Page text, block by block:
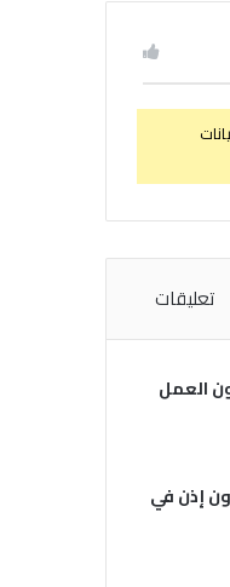
تعليقات
العمل
إذن في